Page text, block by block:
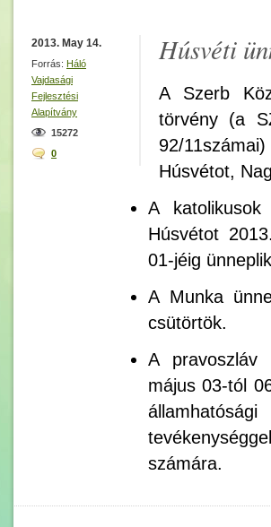
2013. May 14.
Forrás: Háló
Vajdasági
Fejlesztési
Alapítvány
15272
0
Húsvéti
A Szerb
törvény (a
92/
Húsvétot,
A
Húsvétot
01-jéig
A Munka
csütörtök.
A pravoszláv
május 03-tól
számára.